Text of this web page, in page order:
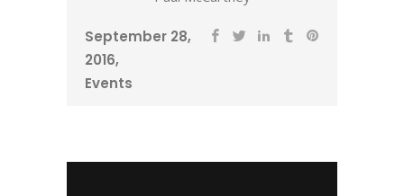
September 28,
2016
Events